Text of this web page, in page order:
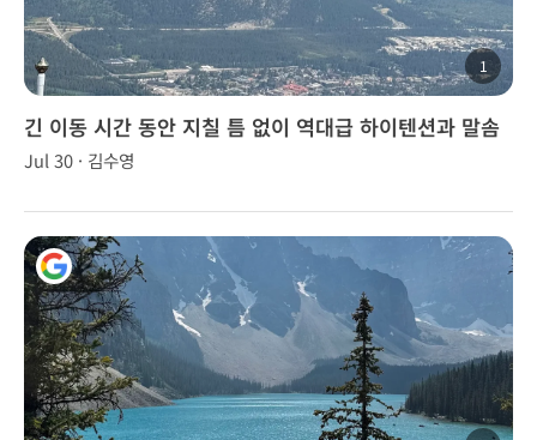
1
긴 이동 시간 동안 지칠 틈 없이 역대급 하이텐션과 말솜
씨
Jul 30 · 김수영